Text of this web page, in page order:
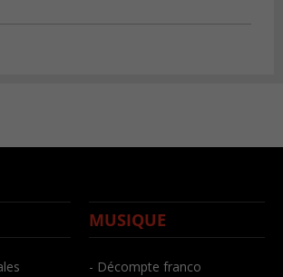
MUSIQUE
- Décompte franco